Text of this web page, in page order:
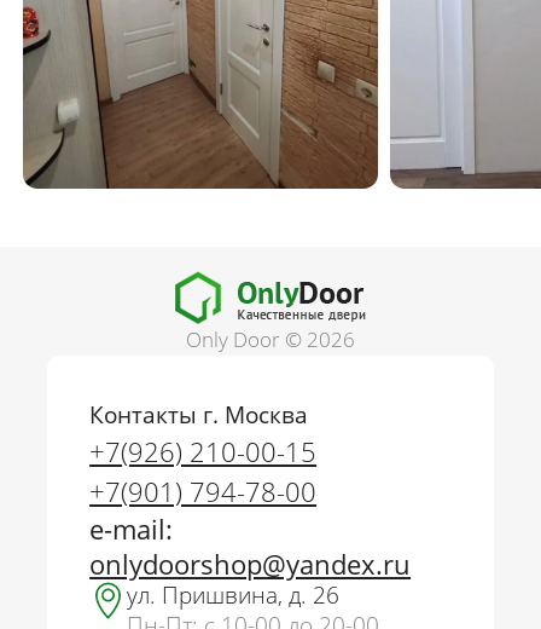
Only Door © 2026
Контакты г. Москва
+7(926) 210-00-15
+7(901) 794-78-00
e-mail:
onlydoorshop@yandex.ru
ул. Пришвина, д. 26